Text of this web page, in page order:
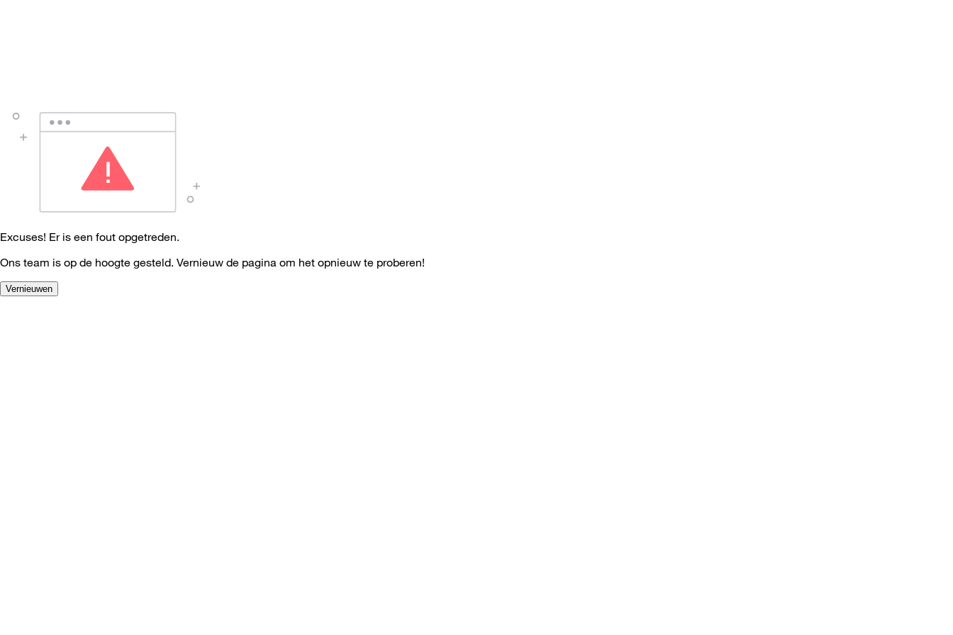
Excuses! Er is een fout opgetreden.
Ons team is op de hoogte gesteld. Vernieuw de pagina om het opnieuw te proberen!
Vernieuwen